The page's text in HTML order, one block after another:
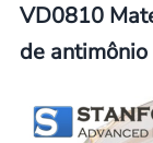
VD0810
de antimônio